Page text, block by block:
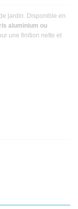
jardin. Disponible en
aluminium ou
une finition nette et